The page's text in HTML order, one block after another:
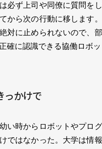
必ず上司や同僚に質問を
から次の行動に移します
対に止められないので、
確に認識できる協働ロボ
っかけで
い時からロボットやプロ
ではなかった。大学は情